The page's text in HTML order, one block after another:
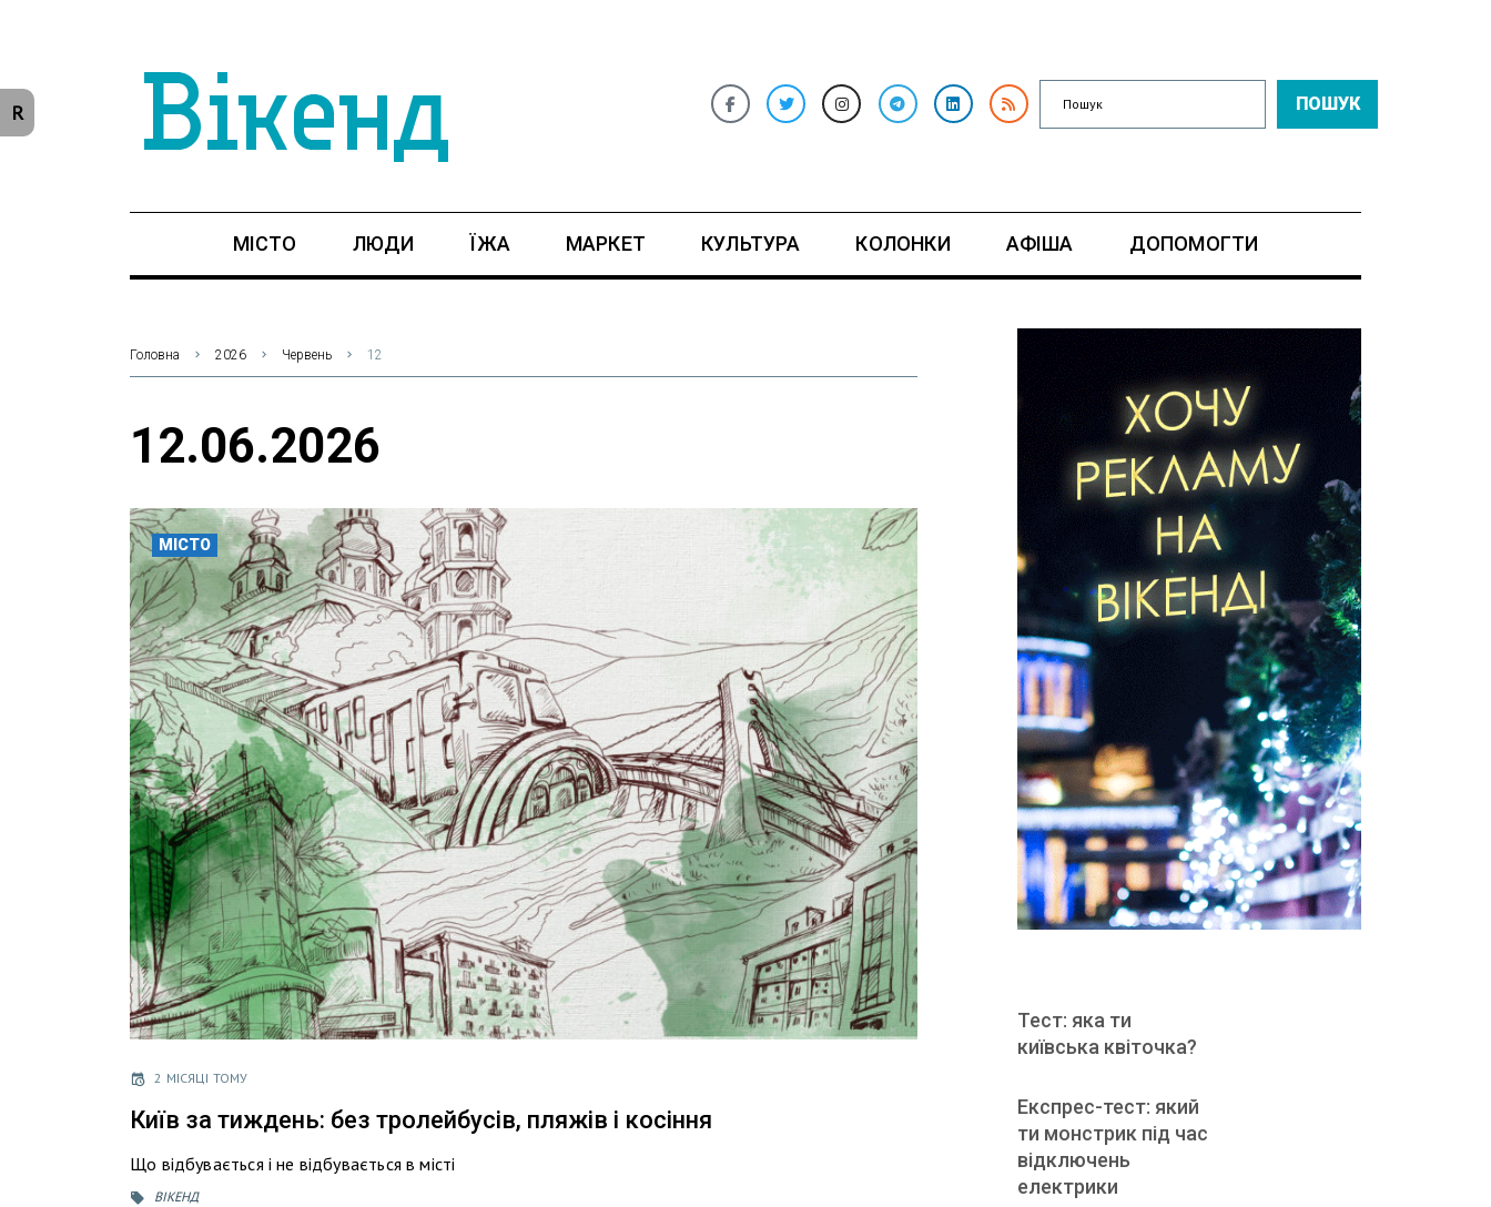
ПОШУК
МІСТО ЛЮДИ ЇЖА МАРКЕТ КУЛЬТУРА КОЛОНКИ АФІША ДОПОМОГТИ
Головна 2026 Червень 12
12.06.2026
МІСТО
2 МІСЯЦІ ТОМУ
Київ за тиждень: без тролейбусів, пляжів і косіння
Що відбувається і не відбувається в місті
ВІКЕНД
Тест: яка ти
київська квіточка?
Експрес-тест: який
ти монстрик під час
відключень
електрики
R